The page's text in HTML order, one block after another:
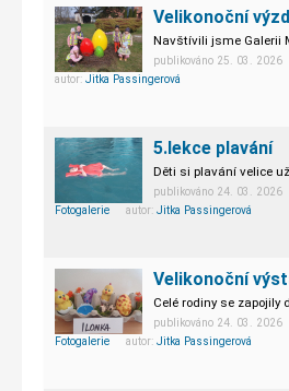
Navštívili jsme Galerii
publikováno 25. 03.
autor: Jitka Passingerová
5.lekce plavání
Děti si plavání velice
publikováno 24. 03.
Fotogalerie autor: Jitka Passingerová
Velikonoční
Celé rodiny se zapojily
publikováno 24. 03.
Fotogalerie autor: Jitka Passingerová